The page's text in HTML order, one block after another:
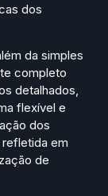
dos
da simples
completo
detalhados,
flexível e
dos
em
de